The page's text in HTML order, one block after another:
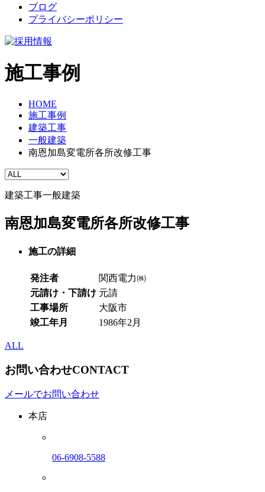
ブログ
プライバシーポリシー
施工事例
HOME
施工事例
建築工事
一般建築
南恩加島変電所各所改修工事
建築工事一般建築
南恩加島変電所各所改修工事
施工の詳細
発注者
関西電力㈱
元請け・下請け 元請
工事場所
大阪市
竣工年月
1986年2月
ALL
お問い合わせCONTACT
メールでお問い合わせ
本店
06-6908-5588